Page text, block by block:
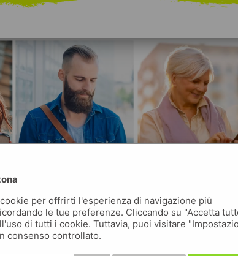
per offrirti l'esperienza di navigazione più
le tue preferenze. Cliccando su "Accetta
di tutti i cookie. Tuttavia, puoi visitare
consenso controllato.